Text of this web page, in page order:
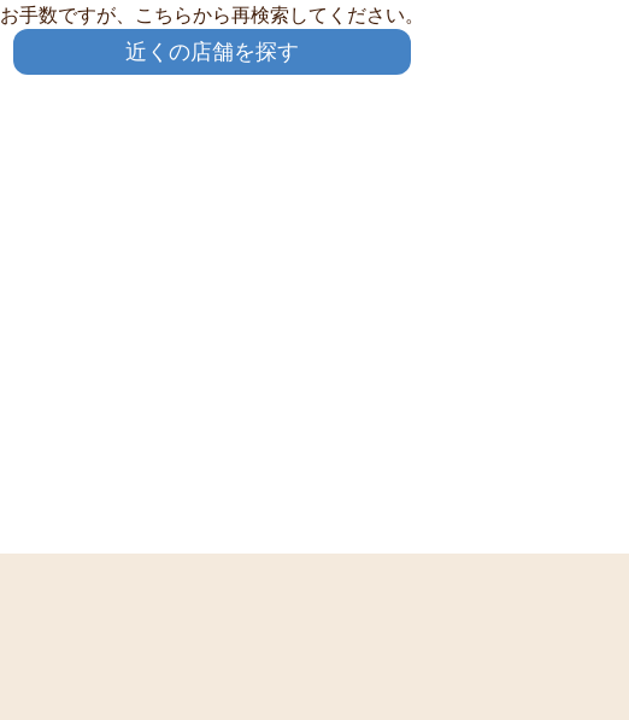
お手数ですが、こちらから再検索してください。
近くの店舗を探す